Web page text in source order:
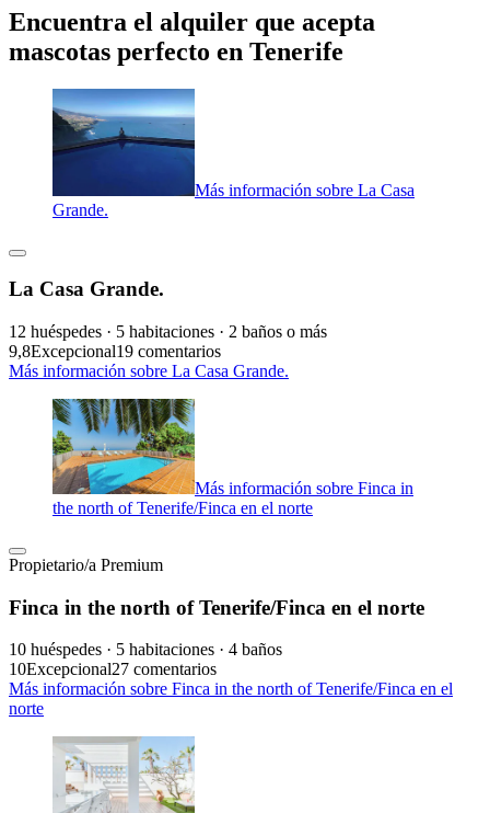
Encuentra el alquiler que acepta
mascotas perfecto en Tenerife
Más información sobre La Casa
Grande.
La Casa Grande.
12 huéspedes · 5 habitaciones · 2 baños o más
9,8Excepcional19 comentarios
Más información sobre La Casa Grande.
Más información sobre Finca in
the north of Tenerife/Finca en el norte
Propietario/a Premium
Finca in the north of Tenerife/Finca en el norte
10 huéspedes · 5 habitaciones · 4 baños
10Excepcional27 comentarios
Más información sobre Finca in the north of Tenerife/Finca en el
norte